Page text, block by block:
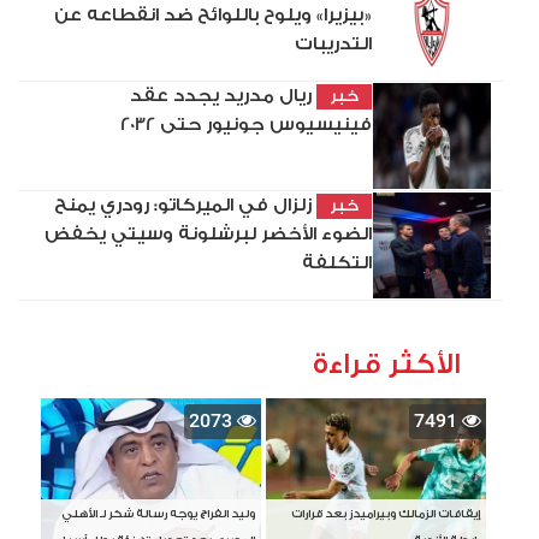
«بيزيرا» ويلوح باللوائح ضد انقطاعه عن
التدريبات
خبر
ريال مدريد يجدد عقد
فينيسيوس جونيور حتى 2032
خبر
زلزال في الميركاتو: رودري يمنح
الضوء الأخضر لبرشلونة وسيتي يخفض
التكلفة
الأكثر قراءة
7491
إيقافات الزمالك وبيراميدز بعد قرارات
2073
وليد الفراج يوجه رسالة شكر لـ الأهلي